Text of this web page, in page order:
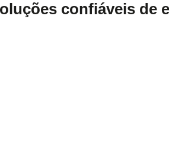
confiáveis de